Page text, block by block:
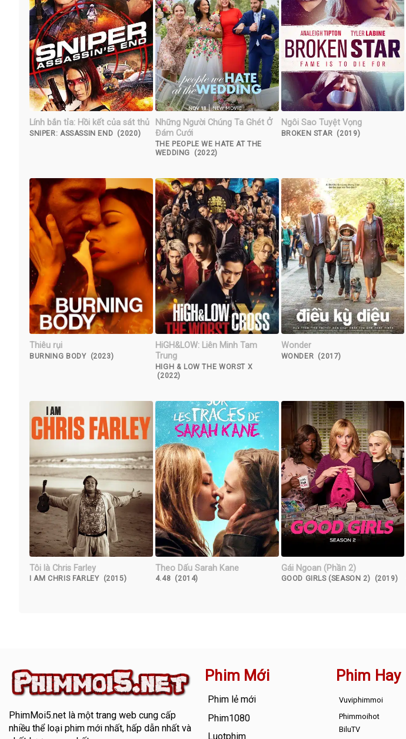
Lính bắn tỉa: Hồi kết của sát thủ
SNIPER: ASSASSIN END (2020)
Những Người Chúng Ta Ghét Ở
Đám Cưới
THE PEOPLE WE HATE AT THE
WEDDING (2022)
Ngôi Sao Tuyệt Vọng
BROKEN STAR (2019)
Thiêu rụi
BURNING BODY (2023)
HiGH&LOW: Liên Minh Tam
Trung
HIGH & LOW THE WORST X
(2022)
Wonder
WONDER (2017)
Tôi là Chris Farley
I AM CHRIS FARLEY (2015)
Theo Dấu Sarah Kane
4.48 (2014)
Gái Ngoan (Phần 2)
GOOD GIRLS (SEASON 2) (2019)
PhimMoi5.netlà một trang web cung cấp
nhiều thể loại phim mới nhất, hấp dẫn nhất và
Phim Mới
Phim lẻ mới
Phim1080
Luotphim
Phim Hay
Vuviphimmoi
Phimmoihot
BiluTV